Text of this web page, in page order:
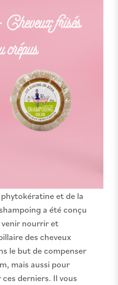
et de la
a été conçu
nourrir et
des cheveux
le but de compenser
mais aussi pour
derniers. Il vous